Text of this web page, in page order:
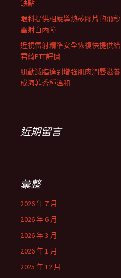
缺點
眼科提供相應導熱矽膠片的飛秒
雷射白內障
近視雷射精準安全恢復快提供給
君綺PTT評價
肌動減脂達到增強肌肉潤唇滋養
成海菲秀種溫和
近期留言
彙整
2026 年 7 月
2026 年 6 月
2026 年 3 月
2026 年 1 月
2025 年 12 月